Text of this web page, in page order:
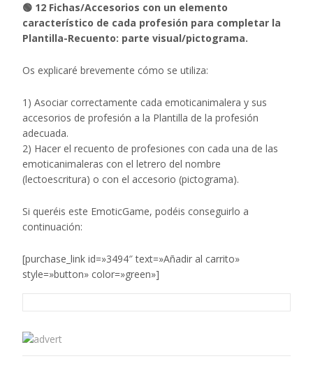
🟢 12 Fichas/Accesorios con un elemento
característico de cada profesión para completar la
Plantilla-Recuento: parte visual/pictograma.
Os explicaré brevemente cómo se utiliza:
1) Asociar correctamente cada emoticanimalera y sus
accesorios de profesión a la Plantilla de la profesión
adecuada.
2) Hacer el recuento de profesiones con cada una de las
emoticanimaleras con el letrero del nombre
(lectoescritura) o con el accesorio (pictograma).
Si queréis este EmoticGame, podéis conseguirlo a
continuación:
[purchase_link id=»3494″ text=»Añadir al carrito»
style=»button» color=»green»]